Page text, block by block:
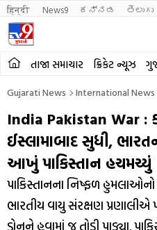
हिन्दी News9 ಕನ್ನಡ తెలుగు
તાજા સમાચાર ક્રિકેટ ન્યૂઝ
Gujarati News International News
India Pakistan War :
ઈસ્લામાબાદ સુધી,
આખું પાકિસ્તાન હચમચ્યું
પાકિસ્તાનના નિષ્ફળ
ભારતીય વાયુ સંરક્ષણ પ્રણાલીએ
ડ્રોનને હવામાં જ તોડી પાડ્યા.